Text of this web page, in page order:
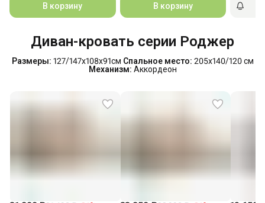
В корзину
В корзину
Диван-кровать серии Роджер
Размеры: 127/147х108х91см Спальное место: 205х140/120 см
Механизм: Аккордеон